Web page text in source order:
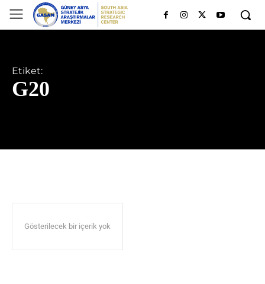
Etiket:
G20
Gösterilecek bir içerik yok